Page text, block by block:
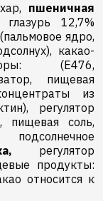
пшеничная
12,7%
ядро,
какао-
(E476,
пищевая
из
pегулятор
пищевая соль,
pегулятор
продукты:
относится к